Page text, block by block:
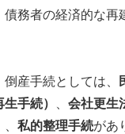
務者の経済的な再
産手続としては、
手続）
、 会社更生
、 私的整理手続があ